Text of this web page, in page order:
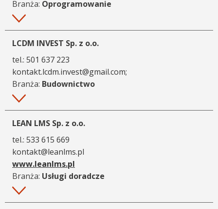
Branża: Oprogramowanie
Więcej
LCDM INVEST Sp. z o.o.
tel.: 501 637 223
kontakt.lcdm.invest@gmail.com;
Branża: Budownictwo
Więcej
LEAN LMS Sp. z o.o.
tel.: 533 615 669
kontakt@leanlms.pl
www.leanlms.pl
Branża: Usługi doradcze
Więcej